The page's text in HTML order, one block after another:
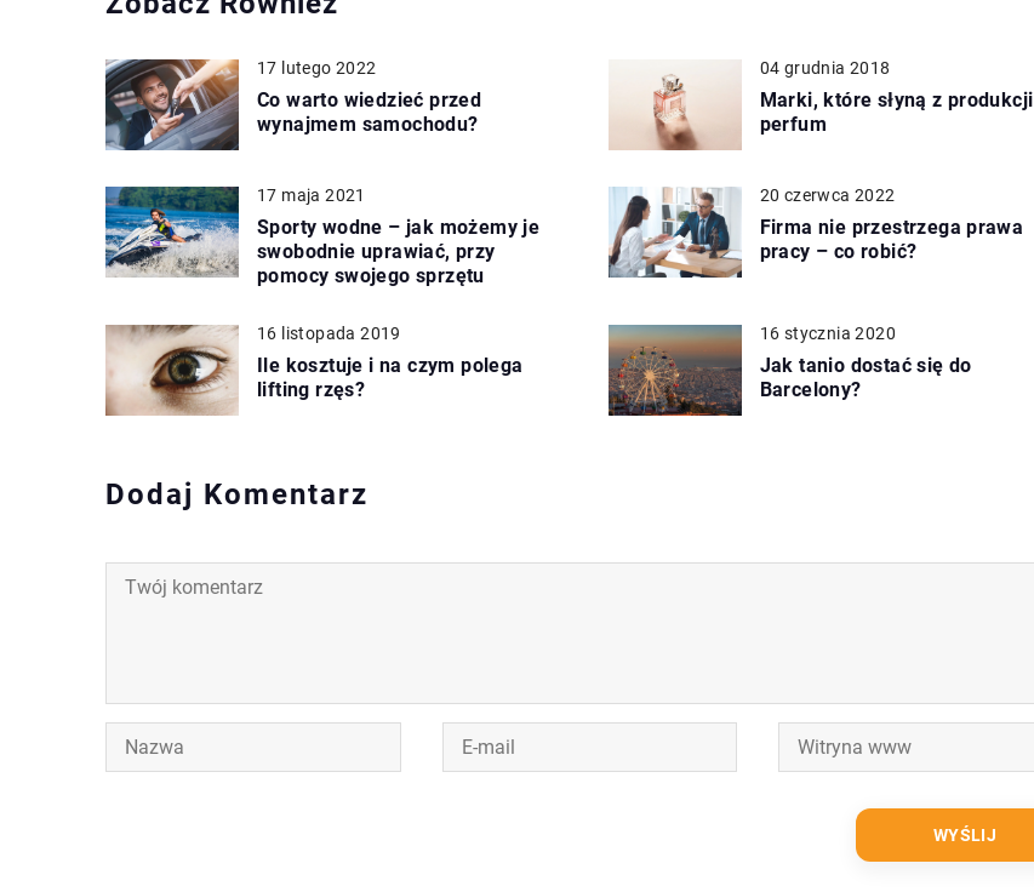
17 lutego 2022
Co warto wiedzieć przed
wynajmem samochodu?
04 grudnia 2018
Marki, które słyną z produkcji
perfum
17 maja 2021
Sporty wodne – jak możemy je
swobodnie uprawiać, przy
pomocy swojego sprzętu
20 czerwca 2022
Firma nie przestrzega prawa
pracy – co robić?
16 listopada 2019
Ile kosztuje i na czym polega
lifting rzęs?
16 stycznia 2020
Jak tanio dostać się do
Barcelony?
Dodaj Komentarz